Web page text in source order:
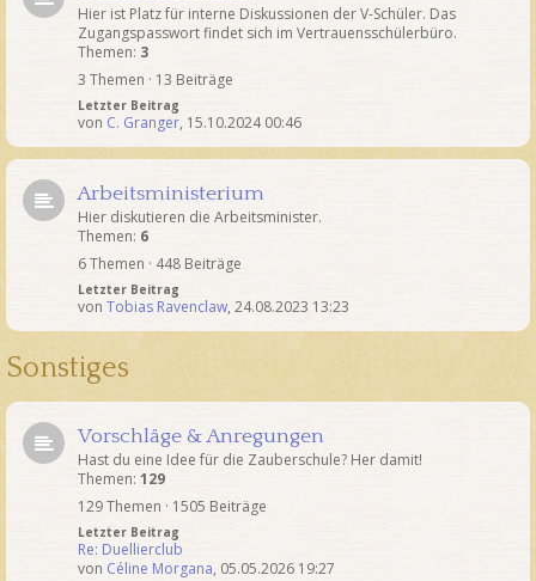
Hier ist Platz für interne Diskussionen der V-Schüler. Das
Zugangspasswort findet sich im Vertrauensschülerbüro.
Themen: 3
3 Themen · 13 Beiträge
Letzter Beitrag
von C. Granger, 15.10.2024 00:46
Arbeitsministerium
Hier diskutieren die Arbeitsminister.
Themen: 6
6 Themen · 448 Beiträge
Letzter Beitrag
von Tobias Ravenclaw, 24.08.2023 13:23
Sonstiges
Vorschläge & Anregungen
Hast du eine Idee für die Zauberschule? Her damit!
Themen: 129
129 Themen · 1505 Beiträge
Letzter Beitrag
Re: Duellierclub
von Céline Morgana, 05.05.2026 19:27